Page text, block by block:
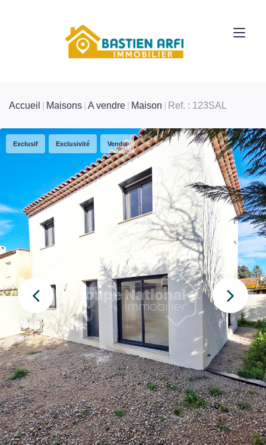
Accueil Maisons A vendre Maison Ref. : 123SAL
Exclusif Exclusivité Vendu